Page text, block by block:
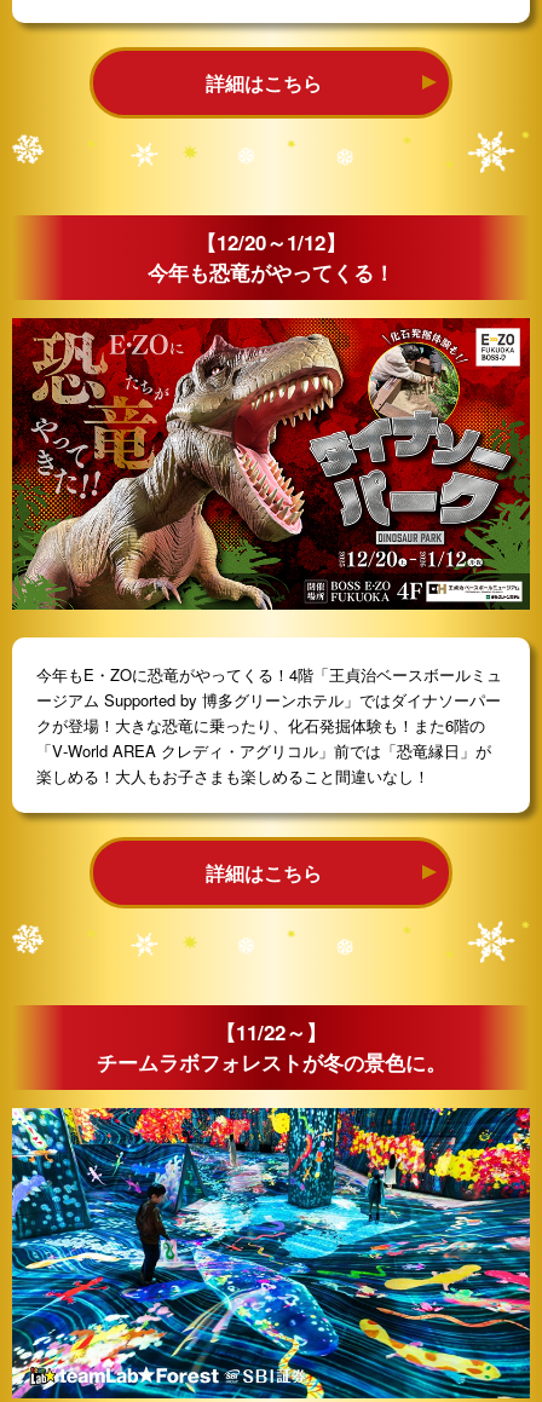
詳細はこちら
【12/20～1/12】
今年も恐竜がやってくる！
今年もE・ZOに恐竜がやってくる！4階「王貞治ベースボールミュ
ージアム Supported by 博多グリーンホテル」ではダイナソーパー
クが登場！大きな恐竜に乗ったり、化石発掘体験も！また6階の
「V‐World AREA クレディ・アグリコル」前では「恐竜縁日」が
楽しめる！大人もお子さまも楽しめること間違いなし！
詳細はこちら
【11/22～】
チームラボフォレストが冬の景色に。